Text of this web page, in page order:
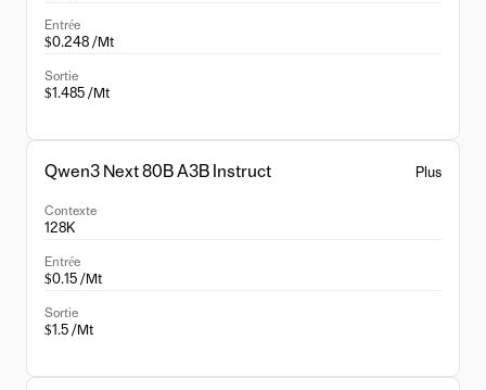
Entrée
$0.248 /Mt
Sortie
$1.485 /Mt
Qwen3 Next 80B A3B Instruct Plus
Contexte
128K
Entrée
$0.15 /Mt
Sortie
$1.5 /Mt